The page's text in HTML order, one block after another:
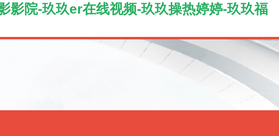
影院-玖玖er在线视频-玖玖操热婷婷-玖玖福